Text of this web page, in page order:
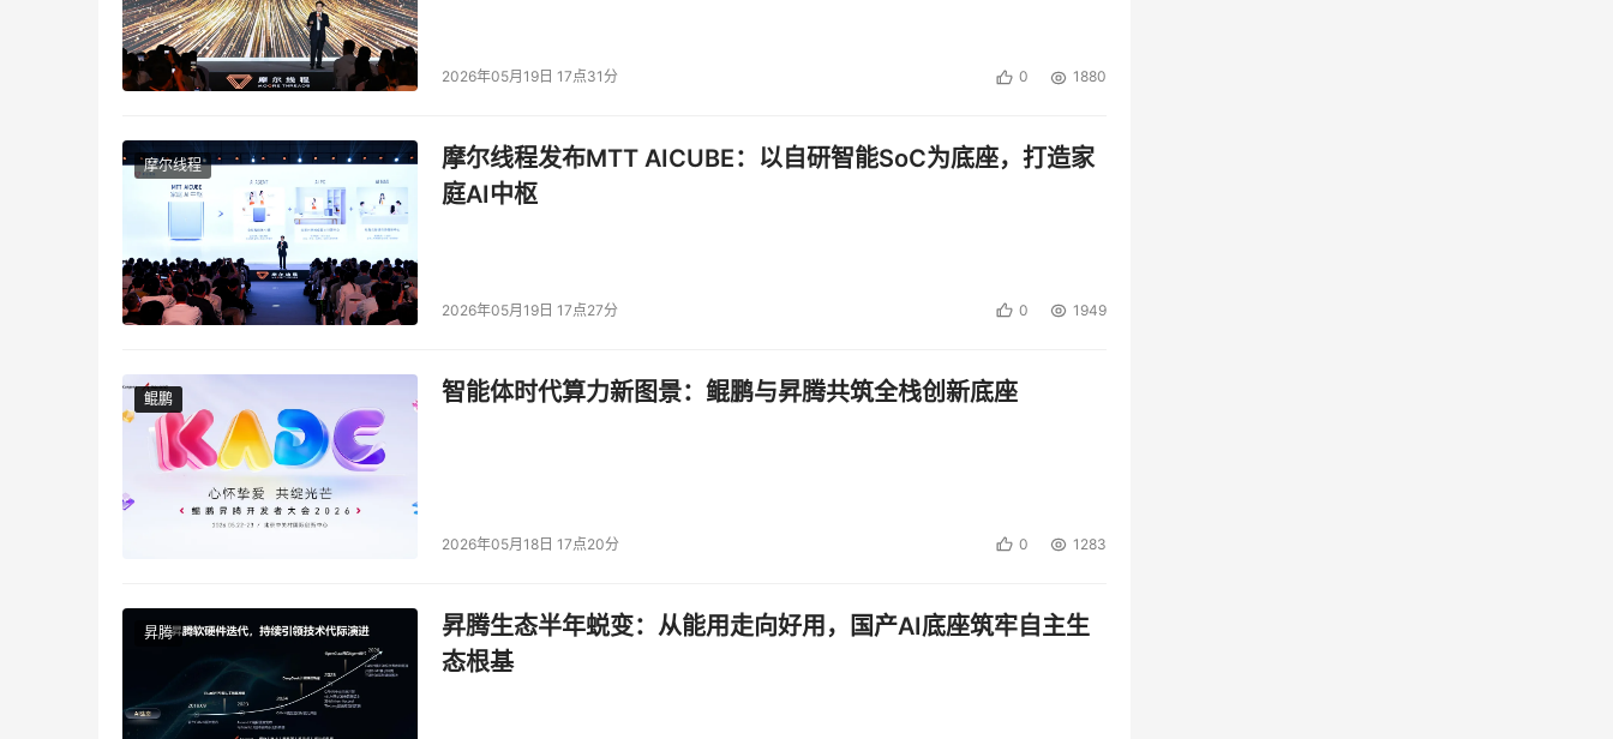
2026年05月19日 17点31分 0 1880
摩尔线程
摩尔线程发布MTT AICUBE：以自研智能SoC为底座，打造家
庭AI中枢
2026年05月19日 17点27分 0 1949
鲲鹏
鲲鹏 智能体时代算力新图景：鲲鹏与昇腾共筑全栈创新底座
2026年05月18日 17点20分 0 1283
昇腾
昇腾生态半年蜕变：从能用走向好用，国产AI底座筑牢自主生
态根基